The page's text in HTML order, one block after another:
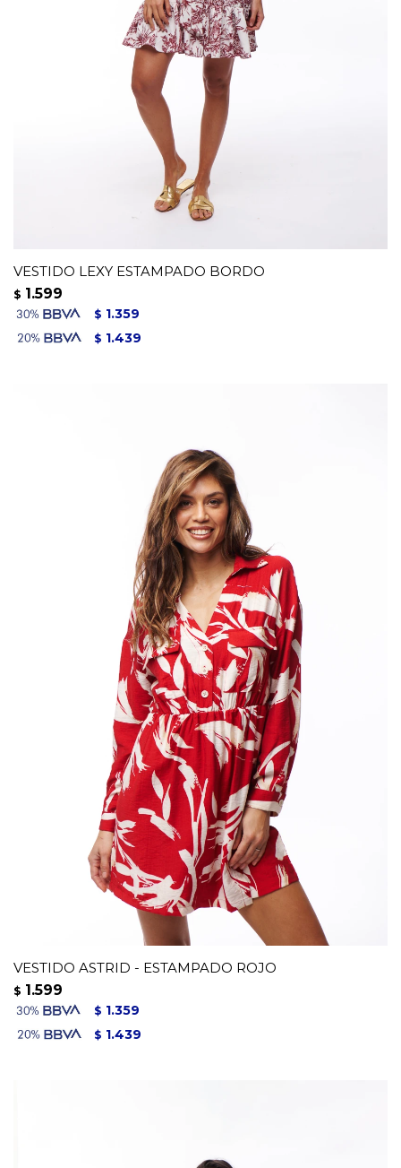
VESTIDO LEXY ESTAMPADO BORDO
$ 1.599
$ 1.359
$ 1.439
VESTIDO ASTRID - ESTAMPADO ROJO
$ 1.599
$ 1.359
$ 1.439